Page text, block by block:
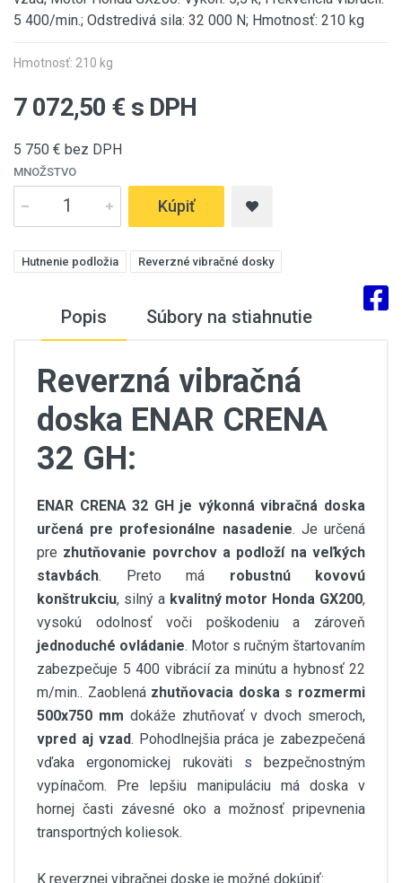
5 400/min.; Odstredivá sila: 32 000 N; Hmotnosť: 210 kg
Hmotnosť: 210 kg
7 072,50 € s DPH
5 750 € bez DPH
MNOŽSTVO
Kúpiť
Hutnenie podložia Reverzné vibračné dosky
Popis Súbory na stiahnutie
Reverzná vibračná
doska ENAR CRENA
32 GH:
ENAR CRENA 32 GH je výkonná vibračná doska
určená pre profesionálne nasadenie. Je určená
pre zhutňovanie povrchov a podloží na veľkých
stavbách. Preto má robustnú kovovú
konštrukciu, silný a kvalitný motor Honda GX200,
vysokú odolnosť voči poškodeniu a zároveň
jednoduché ovládanie. Motor s ručným štartovaním
zabezpečuje 5 400 vibrácií za minútu a hybnosť 22
m/min.. Zaoblená zhutňovacia doska s rozmermi
500x750 mm dokáže zhutňovať v dvoch smeroch,
vpred aj vzad. Pohodlnejšia práca je zabezpečená
vďaka ergonomickej rukoväti s bezpečnostným
vypínačom. Pre lepšiu manipuláciu má doska v
hornej časti závesné oko a možnosť pripevnenia
transportných koliesok.
K reverznej vibračnej doske je možné dokúpiť: